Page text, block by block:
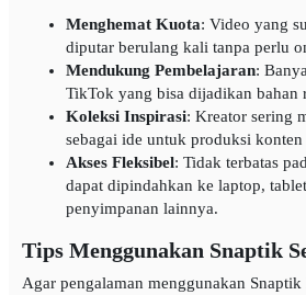
Menghemat Kuota: Video yang
diputar berulang kali tanpa perlu
Mendukung Pembelajaran:
TikTok yang bisa dijadikan bahan
Koleksi Inspirasi: Kreator sering
sebagai ide untuk produksi
Akses Fleksibel: Tidak terbatas
dapat dipindahkan ke laptop,
penyimpanan lainnya.
Tips Menggunakan Snaptik
Agar pengalaman menggunakan